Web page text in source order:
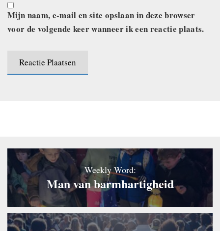
Mijn naam, e-mail en site opslaan in deze browser
voor de volgende keer wanneer ik een reactie plaats.
Weekly Word:
Man van barmhartigheid